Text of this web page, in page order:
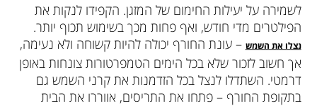
לשמירה על יעילות החימום של המזגן. הקפידו לנקות את
הפילטרים מדי חודש, ואף פחות מכך בשימוש תכוף יותר.
נצלו את השמש – עונת החורף יכולה להיות קשוחה ולא נעימה,
אך חשוב לזכור שלא בכל הימים הטמפרטורות צונחות באופן
דרמטי. השתדלו לנצל בכל הזדמנות את קרני השמש גם
בתקופת החורף – פתחו את התריסים, אווררו את הבית